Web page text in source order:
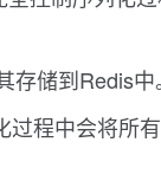
储到Redis
程中会将所